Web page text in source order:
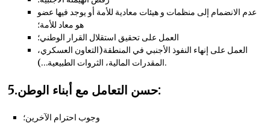
عدم الانضمام إلى منظمات و هيئات معادية للأمة أو يوجد فيها عضو
هو معاد للأمة؛
العمل على تحقيق استقلال القرار الوطني؛
العمل على إنهاء النفوذ الأجنبي في المنطقة(التعاون العسكري،
المقدرات المالية، الثروات الطبيعية…).
5.حسن التعامل مع أبناء الوطن:
وجوب احترام الآخرين؛